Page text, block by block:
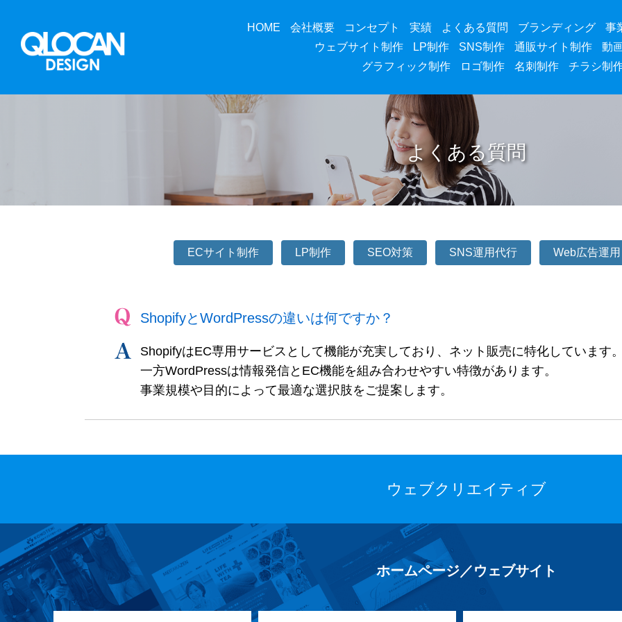
HOME 会社概要 コンセプト 実績 よくある質問 ブランディング
事
ウェブサイト制作
LP制作 SNS制作 通販サイト制作
動
グラフィック制作
ロゴ制作 名刺制作 チラシ制
よくある質問
ECサイト制作 LP制作 SEO対策 SNS運用代行 Web広告運用
ShopifyとWordPressの違いは何ですか？
ShopifyはEC専用サービスとして機能が充実しており、ネット販売に特化しています
一方WordPressは情報発信とEC機能を組み合わせやすい特徴があります。
事業規模や目的によって最適な選択肢をご提案します。
ウェブクリエイティブ
ホームページ／ウェブサイト